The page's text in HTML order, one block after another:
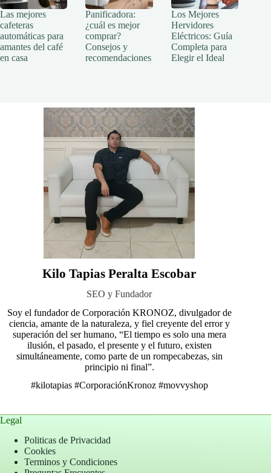
Las mejores
cafeteras
automáticas para
amantes del café
en casa
Panificadora:
¿cuál es mejor
comprar?
Consejos y
recomendaciones
Los Mejores
Hervidores
Eléctricos: Guía
Completa para
Elegir el Ideal
Kilo Tapias Peralta Escobar
SEO y Fundador
Soy el fundador de Corporación KRONOZ, divulgador de
ciencia, amante de la naturaleza, y fiel creyente del error y
superación del ser humano, “El tiempo es solo una mera
ilusión, el pasado, el presente y el futuro, existen
simultáneamente, como parte de un rompecabezas, sin
principio ni final”.
#kilotapias #CorporaciónKronoz #movvyshop
Legal
Politicas de Privacidad
Cookies
Terminos y Condiciones